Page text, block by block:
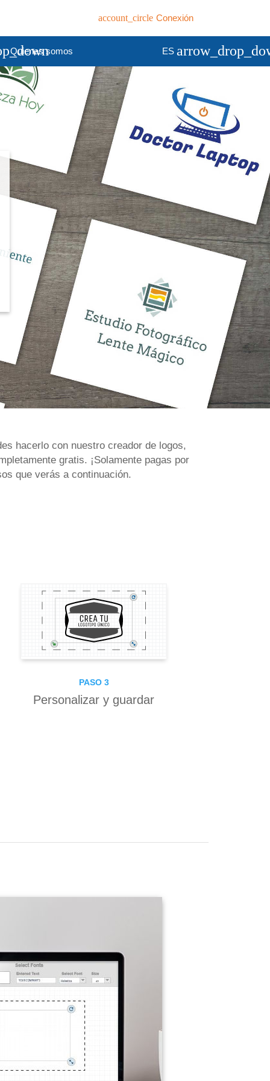
account_circle Conexión
Quienes somos ES
hacerlo con nuestro creador de logos,
gratis. ¡Solamente pagas por
que verás a continuación.
PASO 3
Personalizar y guardar